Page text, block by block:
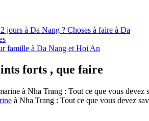
jours à Da Nang ? Choses à faire à Da
famille à Da Nang et Hoi An
forts , que faire
à Nha Trang : Tout ce que vous devez